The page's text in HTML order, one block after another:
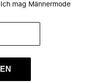
Ich mag Männermode